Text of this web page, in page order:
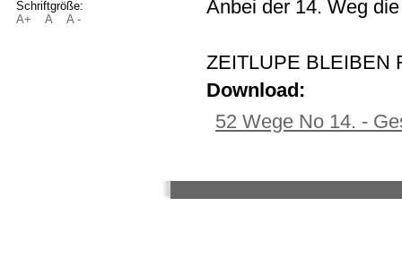
Schriftgröße:
A+
A A -
Anbei der 14. Weg
ZEITLUPE BLEIBEN
Download:
52 Wege No 14. -